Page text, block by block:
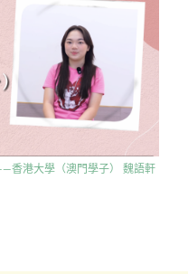
香港大學（澳門學子） 魏語軒